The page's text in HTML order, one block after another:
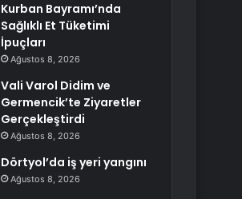
Kurban Bayramı’nda
Sağlıklı Et Tüketimi
İpuçları
Ağustos 8, 2026
Vali Varol Didim ve
Germencik’te Ziyaretler
Gerçekleştirdi
Ağustos 8, 2026
Dörtyol’da iş yeri yangını
Ağustos 8, 2026